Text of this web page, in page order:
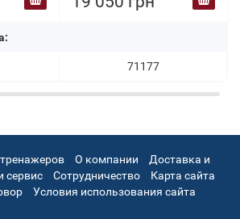
71177
О компании
Доставка и
сервис Сотрудничество
Карта сайта
Условия использования сайта